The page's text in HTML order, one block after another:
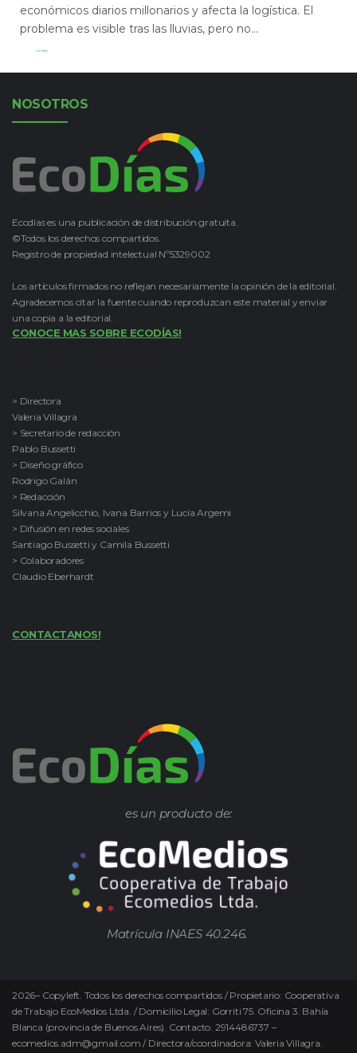
económicos diarios millonarios y afecta la logística. El
problema es visible tras las lluvias, pero no...
Leer Más
NOSOTROS
Ecodías es una publicación de distribución gratuita.
©Todos los derechos compartidos.
Registro de propiedad intelectual Nº5329002
Los artículos firmados no reflejan necesariamente la opinión de la editorial.
Agradecemos citar la fuente cuando reproduzcan este material y enviar
una copia a la editorial.
CONOCE MAS SOBRE ECODÍAS!
> Directora
Valeria Villagra
> Secretario de redacción
Pablo Bussetti
> Diseño gráfico
Rodrigo Galán
> Redacción
Silvana Angelicchio, Ivana Barrios y Lucía Argemi
> Difusión en redes sociales
Santiago Bussetti y Camila Bussetti
> Colaboradores
Claudio Eberhardt
CONTACTANOS!
es un producto de:
Matrícula INAES 40.246.
2026– Copyleft. Todos los derechos compartidos / Propietario: Cooperativa
de Trabajo EcoMedios Ltda. / Domicilio Legal: Gorriti 75. Oficina 3. Bahía
Blanca (provincia de Buenos Aires). Contacto. 2914486737 –
ecomedios.adm@gmail.com / Directora/coordinadora: Valeria Villagra.